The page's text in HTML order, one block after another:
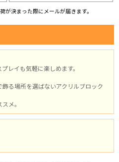
決まった際にメールが届きます。
レイも気軽に楽しめます。
る場所を選ばないアクリルブロック
メ。